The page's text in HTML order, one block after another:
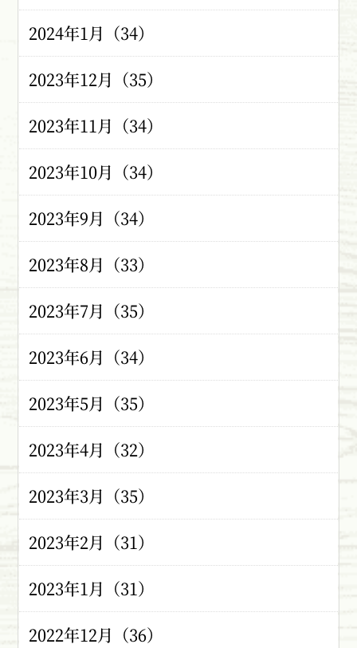
2024年1月（34）
2023年12月（35）
2023年11月（34）
2023年10月（34）
2023年9月（34）
2023年8月（33）
2023年7月（35）
2023年6月（34）
2023年5月（35）
2023年4月（32）
2023年3月（35）
2023年2月（31）
2023年1月（31）
2022年12月（36）